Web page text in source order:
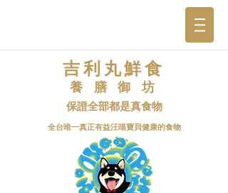
吉利丸鮮食
養 膳 御 坊
保證全部都是真食物
​全台唯一真正有益汪喵寶貝健康的食物